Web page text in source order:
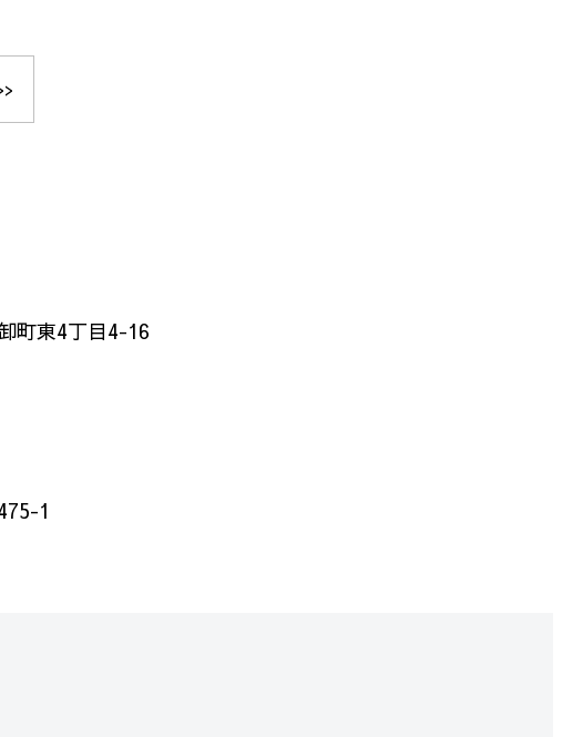
町東4丁目4-16
1